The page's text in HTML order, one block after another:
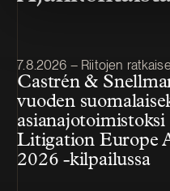
Julkaistu
7.8.2026 – Riitojen
Castrén &
vuoden
Litigation Europe
2026 -kilpailussa